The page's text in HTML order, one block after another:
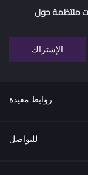
منتظمة حول
الإشتراك
روابط مفيدة
للتواصل